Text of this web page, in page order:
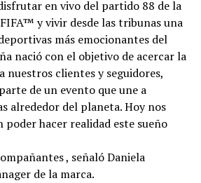
en vivo del partido 88 de la
y vivir desde las tribunas una
más emocionantes del
nació con el objetivo de acercar la
nuestros clientes y seguidores,
de un evento que une a
alrededor del planeta. Hoy nos
poder hacer realidad este sueño
, señaló Daniela
de la marca.